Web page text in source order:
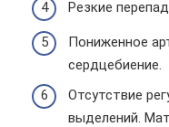
Резкие
Пониженное
сердцебиение.
Отсутствие
выделений.